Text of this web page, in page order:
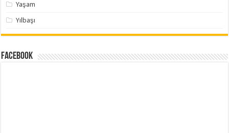
Yaşam
Yılbaşı
Facebook